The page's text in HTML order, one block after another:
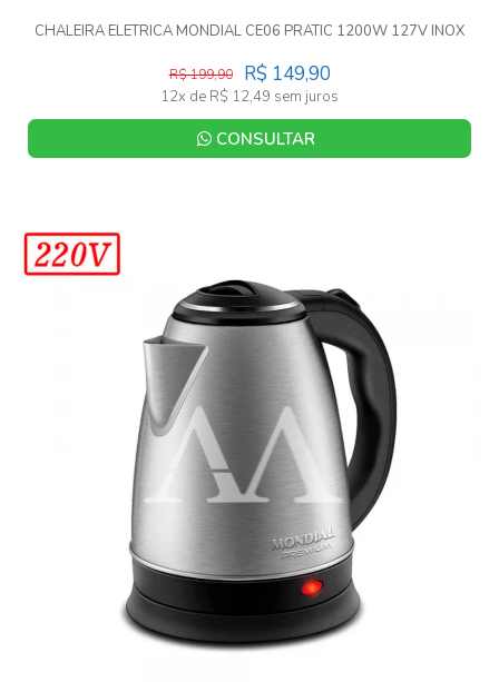
CHALEIRA ELETRICA MONDIAL CE06 PRATIC 1200W 127V INOX
R$ 149,90
R$ 199,90
12x de R$ 12,49 sem juros
CONSULTAR